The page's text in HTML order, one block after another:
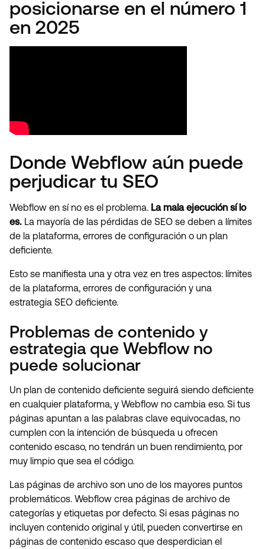
posicionarse en el número 1
en 2025
Donde Webflow aún puede
perjudicar tu SEO
Webflow en sí no es el problema. La mala ejecución sí lo
es. La mayoría de las pérdidas de SEO se deben a límites
de la plataforma, errores de configuración o un plan
deficiente.
Esto se manifiesta una y otra vez en tres aspectos: límites
de la plataforma, errores de configuración y una
estrategia SEO deficiente.
Problemas de contenido y
estrategia que Webflow no
puede solucionar
Un plan de contenido deficiente seguirá siendo deficiente
en cualquier plataforma, y Webflow no cambia eso. Si tus
páginas apuntan a las palabras clave equivocadas, no
cumplen con la intención de búsqueda u ofrecen
contenido escaso, no tendrán un buen rendimiento, por
muy limpio que sea el código.
Las páginas de archivo son uno de los mayores puntos
problemáticos. Webflow crea páginas de archivo de
categorías y etiquetas por defecto. Si esas páginas no
incluyen contenido original y útil, pueden convertirse en
páginas de contenido escaso que desperdician el